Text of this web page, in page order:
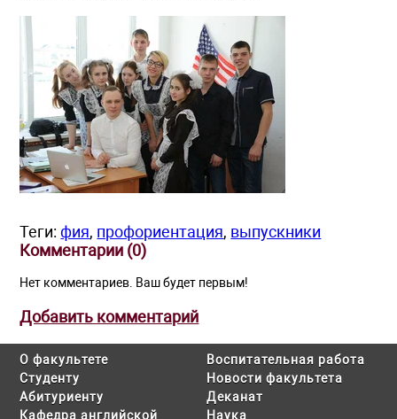
Теги:фия, профориентация, выпускники
Комментарии (0)
Нет комментариев. Ваш будет первым!
Добавить комментарий
О факультете
Студенту
Абитуриенту
Кафедра английской
Воспитательная работа
Новости факультета
Деканат
Наука